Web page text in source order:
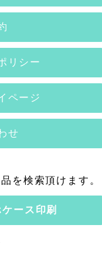
リシー
ページ
せ
を検索頂けます。
ース印刷